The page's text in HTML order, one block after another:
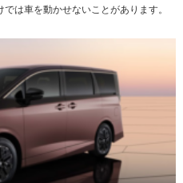
は車を動かせないことがあります。